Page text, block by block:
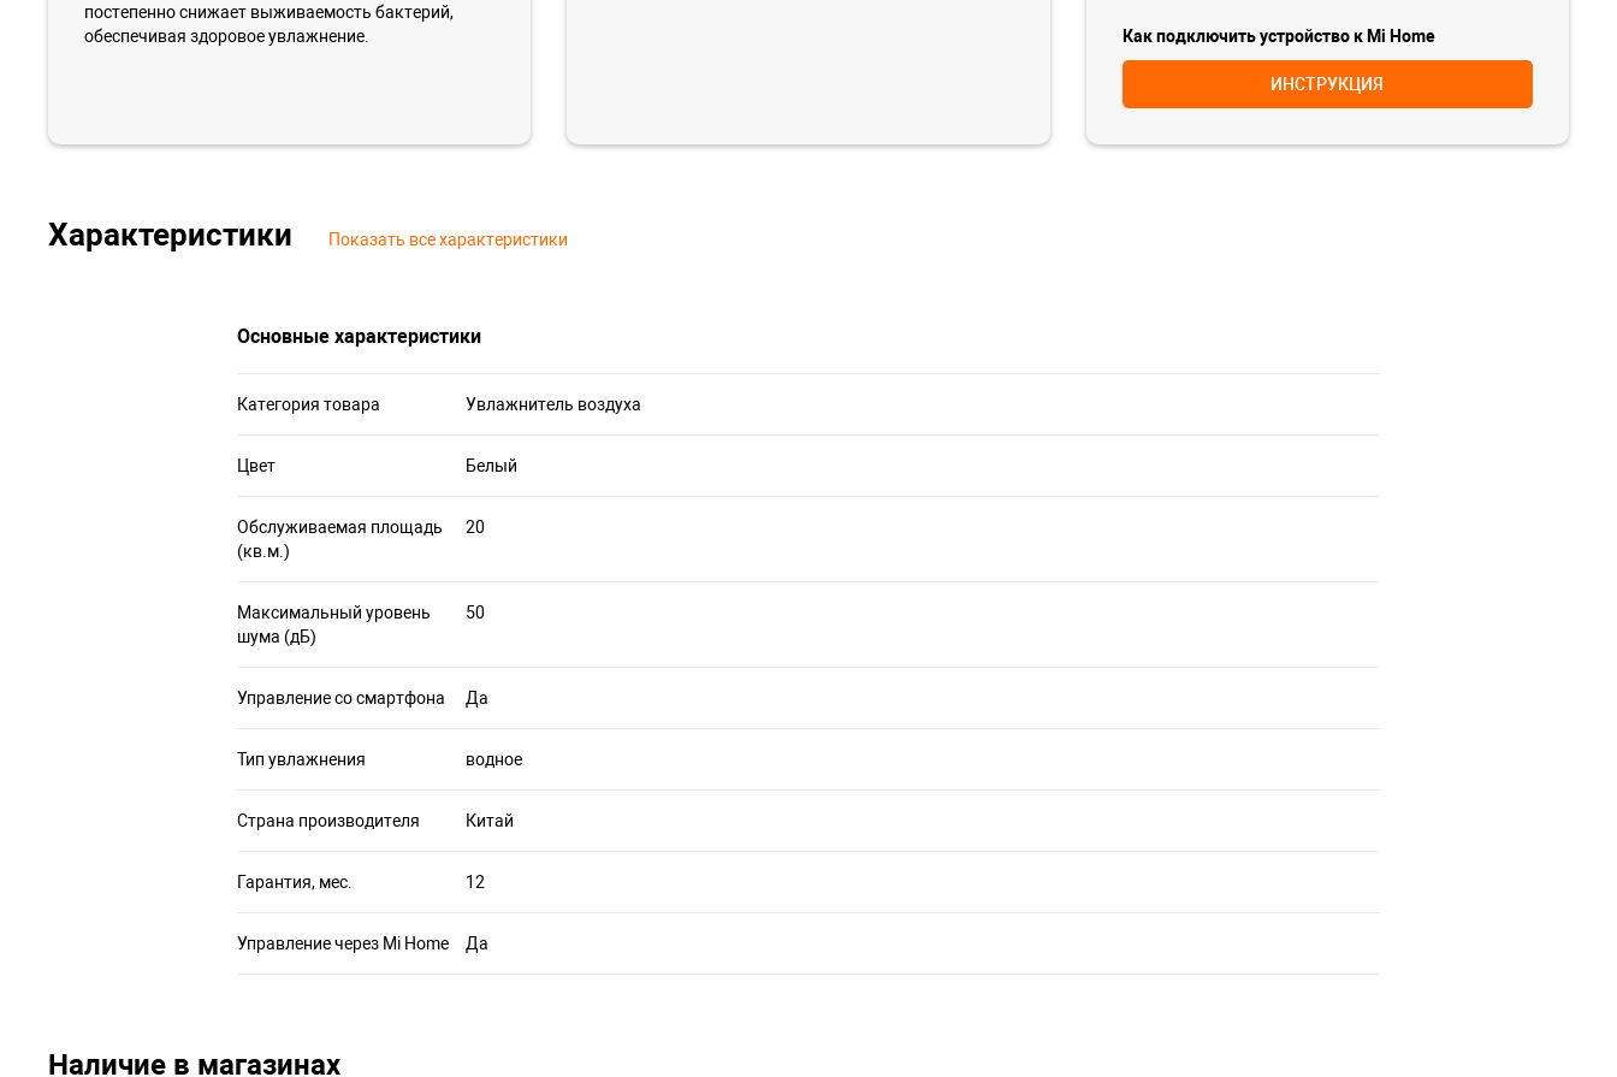
постепенно снижает выживаемость бактерий,
обеспечивая здоровое увлажнение.
Как подключить устройство к Mi Home
ИНСТРУКЦИЯ
Характеристики Показать все характеристики
Основные характеристики
Категория товара Увлажнитель воздуха
Цвет Белый
Обслуживаемая площадь
(кв.м.)
20
Максимальный уровень
шума (дБ)
50
Управление со смартфона Да
Тип увлажнения водное
Страна производителя Китай
Гарантия, мес. 12
Управление через Mi Home Да
Наличие в магазинах